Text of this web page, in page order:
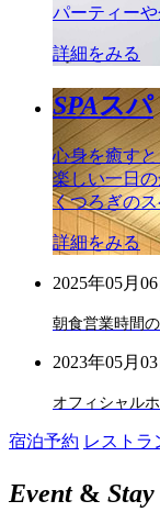
パーティー
詳細をみる
SPAスパ
心身を癒す
楽しい一日
くつろぎの
詳細をみる
2025年05月06
朝食営業時間
2023年05月03
オフィシャル
宿泊予約 レストラ
Event&